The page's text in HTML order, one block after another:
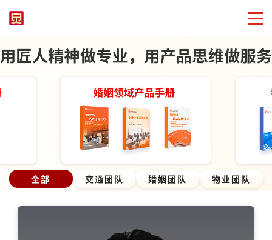
全部 交通团队 婚姻团队 物业团队